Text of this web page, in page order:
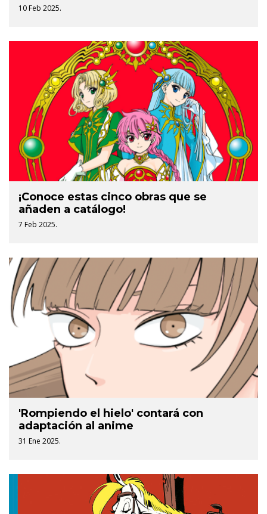
10 Feb 2025.
¡Conoce estas cinco obras que se
añaden a catálogo!
7 Feb 2025.
'Rompiendo el hielo' contará con
adaptación al anime
31 Ene 2025.